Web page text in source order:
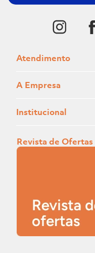
Atendimento
A Empresa
Institucional
Revista de Ofertas